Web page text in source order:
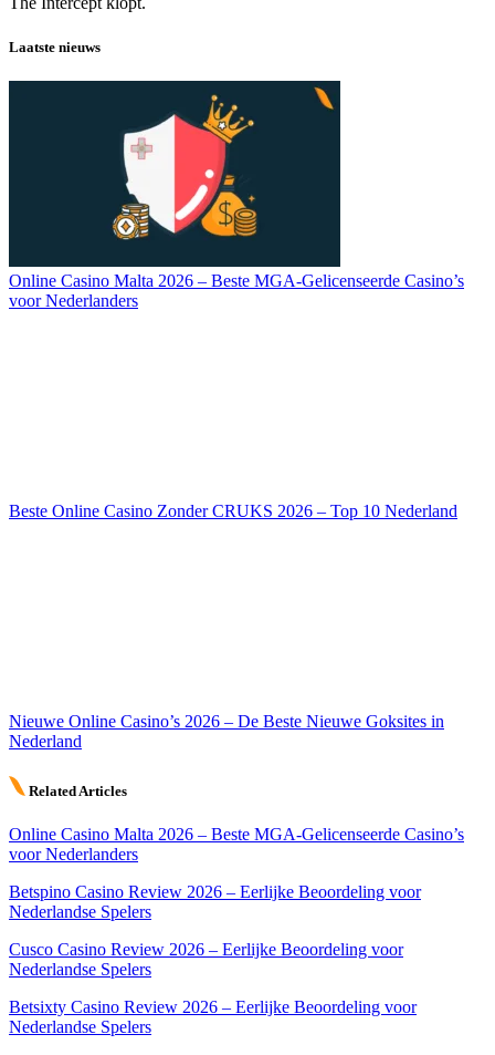
Laatste nieuws
Online Casino Malta 2026 – Beste MGA-Gelicenseerde Casino’s
voor Nederlanders
Beste Online Casino Zonder CRUKS 2026 – Top 10 Nederland
Nieuwe Online Casino’s 2026 – De Beste Nieuwe Goksites in
Nederland
Related Articles
Online Casino Malta 2026 – Beste MGA-Gelicenseerde Casino’s
voor Nederlanders
Betspino Casino Review 2026 – Eerlijke Beoordeling voor
Nederlandse Spelers
Cusco Casino Review 2026 – Eerlijke Beoordeling voor
Nederlandse Spelers
Betsixty Casino Review 2026 – Eerlijke Beoordeling voor
Nederlandse Spelers